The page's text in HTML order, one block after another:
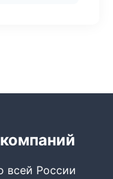
всей России